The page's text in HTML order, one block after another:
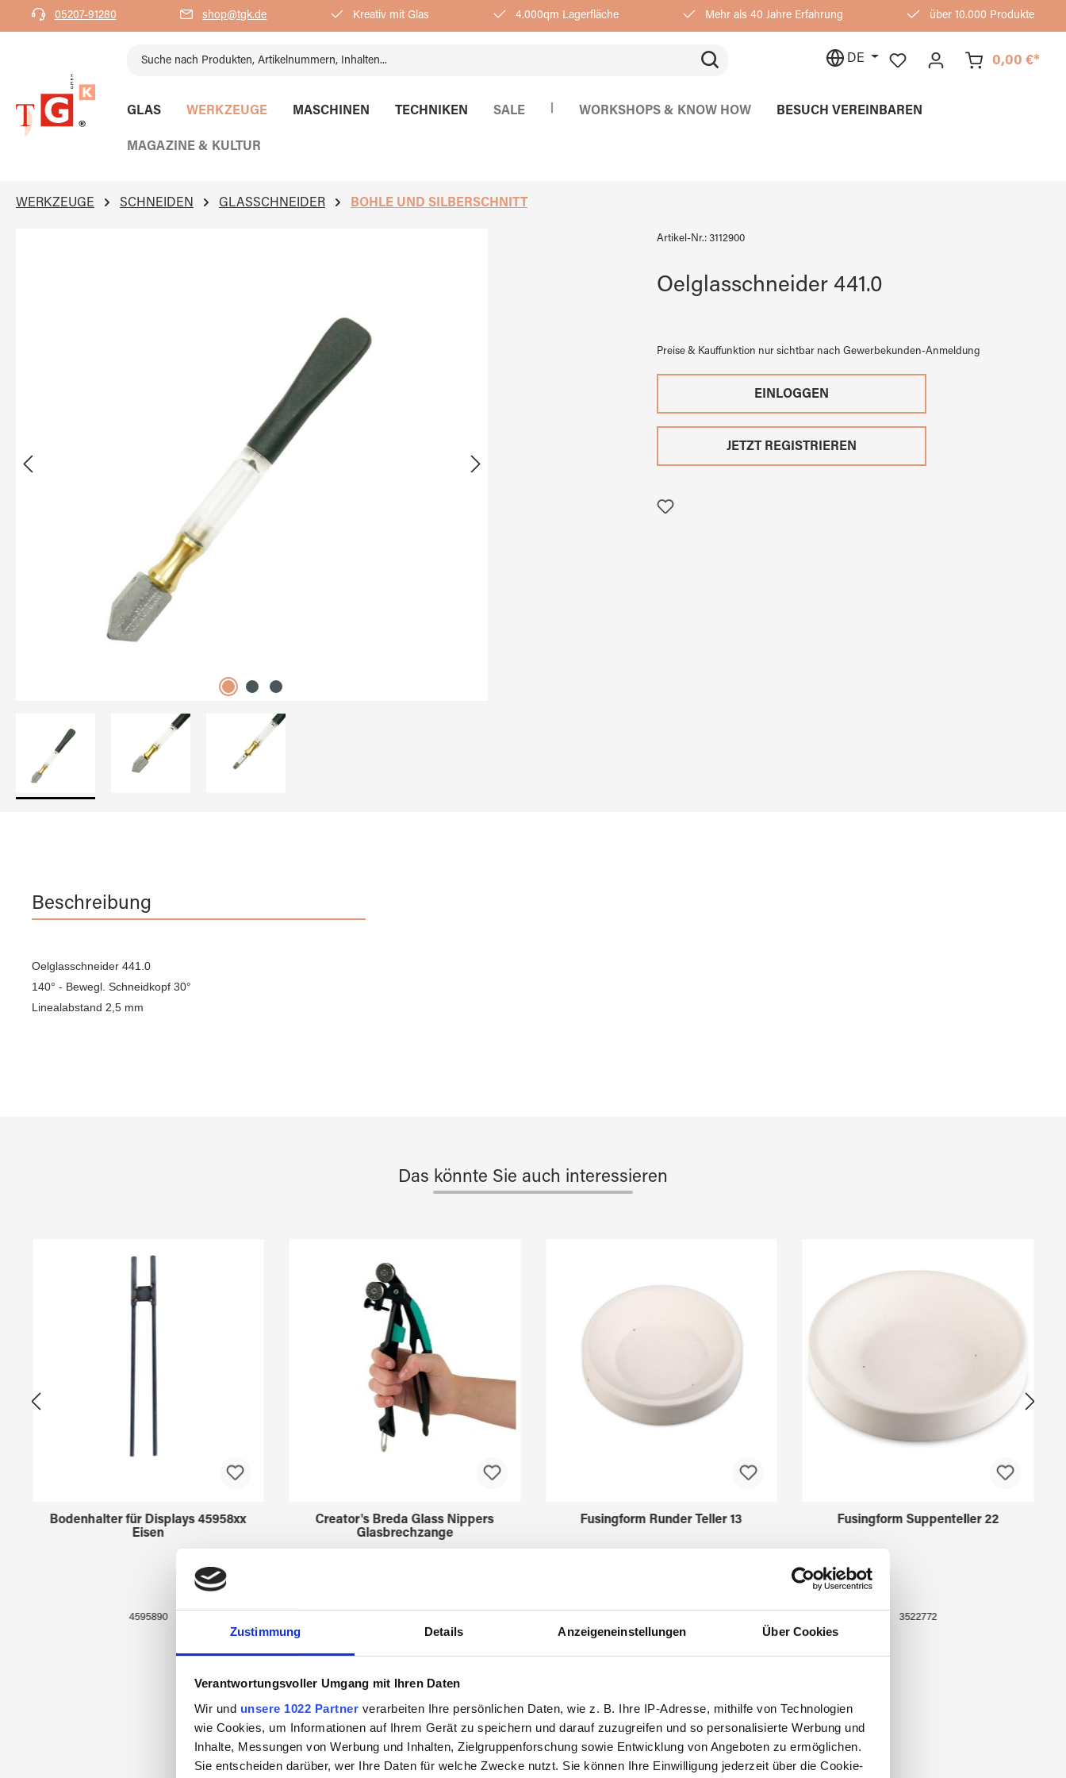
Zustimmung Details Anzeigeneinstellungen Über Cookies
Verantwortungsvoller Umgang mit Ihren Daten
Wir und unsere 1022 Partner verarbeiten Ihre persönlichen Daten, wie z. B. Ihre IP-Adresse, mithilfe von Technologien
wie Cookies, um Informationen auf Ihrem Gerät zu speichern und darauf zuzugreifen und so personalisierte Werbung und
Inhalte, Messungen von Werbung und Inhalten, Zielgruppenforschung sowie Entwicklung von Angeboten zu ermöglichen.
Sie entscheiden darüber, wer Ihre Daten für welche Zwecke nutzt. Sie können Ihre Einwilligung jederzeit über die Cookie-
Zur Hauptnavigation springen
05207-91280 shop@tgk.de Kreativ mit Glas 4.000qm Lagerfläche Mehr als 40 Jahre Erfahrung über 10.000 Produkte
DE 0,00 €*
GLAS WERKZEUGE MASCHINEN TECHNIKEN SALE WORKSHOPS & KNOW HOW BESUCH VEREINBAREN
MAGAZINE & KULTUR
WERKZEUGE SCHNEIDEN GLASSCHNEIDER BOHLE UND SILBERSCHNITT
Artikel-Nr.: 3112900
Oelglasschneider 441.0
Preise & Kauffunktion nur sichtbar nach Gewerbekunden-Anmeldung
EINLOGGEN
JETZT REGISTRIEREN
Beschreibung
Oelglasschneider 441.0
140° - Bewegl. Schneidkopf 30°
Linealabstand 2,5 mm
Das könnte Sie auch interessieren
Bodenhalter für Displays 45958xx
Eisen
4595890
Creator's Breda Glass Nippers
Glasbrechzange
Fusingform Runder Teller 13 Fusingform Suppenteller 22
3522772
Zuletzt angesehen